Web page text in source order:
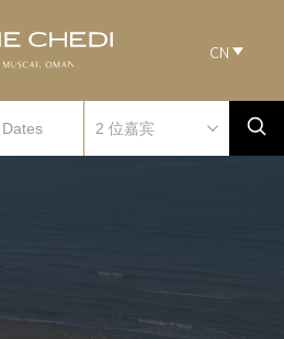
CN